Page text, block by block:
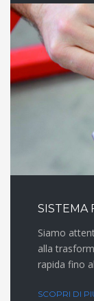
SISTEMA
Siamo
alla
rapida fino
SCOPRI DI